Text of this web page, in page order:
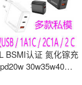
BSMI认证 氮化镓充
30w35w40W